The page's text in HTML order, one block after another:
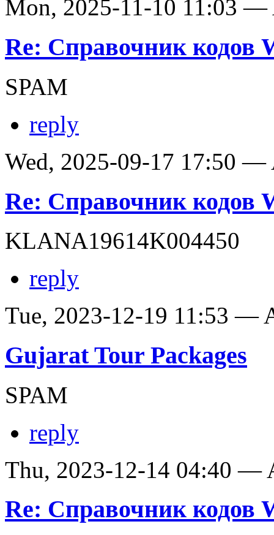
Mon, 2025-11-10 11:03 —
Re: Справочник кодов
SPAM
reply
Wed, 2025-09-17 17:50 —
Re: Справочник кодов
KLANA19614K004450
reply
Tue, 2023-12-19 11:53 —
Gujarat Tour Packages
SPAM
reply
Thu, 2023-12-14 04:40 —
Re: Справочник кодов